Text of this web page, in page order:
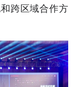
跨区域合作方